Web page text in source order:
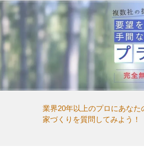
業界20年以上のプロにあなた
家づくりを質問してみよう！